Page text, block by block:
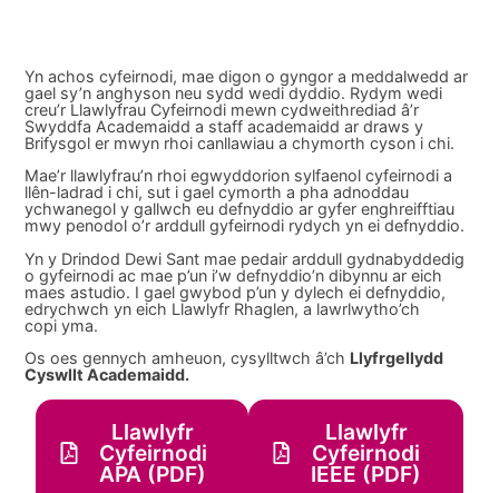
Yn achos cyfeirnodi, mae digon o gyngor a meddalwedd ar
gael sy’n anghyson neu sydd wedi dyddio. Rydym wedi
creu’r Llawlyfrau Cyfeirnodi mewn cydweithrediad â’r
Swyddfa Academaidd a staff academaidd ar draws y
Brifysgol er mwyn rhoi canllawiau a chymorth cyson i chi.
Mae’r llawlyfrau’n rhoi egwyddorion sylfaenol cyfeirnodi a
llên-ladrad i chi, sut i gael cymorth a pha adnoddau
ychwanegol y gallwch eu defnyddio ar gyfer enghreifftiau
mwy penodol o’r arddull gyfeirnodi rydych yn ei defnyddio.
Yn y Drindod Dewi Sant mae pedair arddull gydnabyddedig
o gyfeirnodi ac mae p’un i’w defnyddio’n dibynnu ar eich
maes astudio. I gael gwybod p’un y dylech ei defnyddio,
edrychwch yn eich Llawlyfr Rhaglen, a lawrlwytho’ch
copi yma.
Os oes gennych amheuon, cysylltwch â’ch Llyfrgellydd
Cyswllt Academaidd.
Llawlyfr
Cyfeirnodi
APA (PDF)
Llawlyfr
Cyfeirnodi
IEEE (PDF)